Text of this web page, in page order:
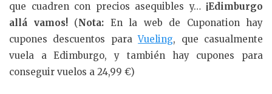
que cuadren con precios asequibles y… ¡Edimburgo
allá vamos!(Nota: En la web de Cuponation hay
cupones descuentos paraVueling, que casualmente
vuela a Edimburgo, y también hay cupones para
conseguir vuelos a 24,99 €)